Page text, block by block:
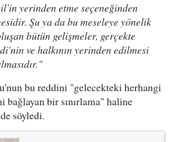
yerinden etme seçeneğinden
Şu ya da bu meseleye yönelik
bütün gelişmeler, gerçekte
ve halkının yerinden edilmesi
bu reddini "gelecekteki herhangi
bir sınırlama" haline
söyledi.